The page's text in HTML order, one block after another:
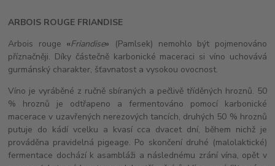
ARBOIS ROUGE FRIANDISE
Arbois rouge «Friandise»
(Pamlsek) nemohlo být pojmenováno
příznačněji. Díky částečně karbonické maceraci si víno uchovává
gurmánský charakter, šťavnatost a vysokou ovocnost.
Víno je vyráběné z ručně sbíraných a pečlivě tříděných hroznů. 50
% hroznů je odtřapeno a fermentováno pomocí karbonické
macerace v uzavřených nerezových tancích, druhých 50 % hroznů
putuje do kádí vcelku a kvasí cca dvacet dní, během nichž je
prováděna pravidelná pigeage. Po skončení druhé (malolaktické)
fermentace dochází k asambláži a následnému zrání vína, opět v